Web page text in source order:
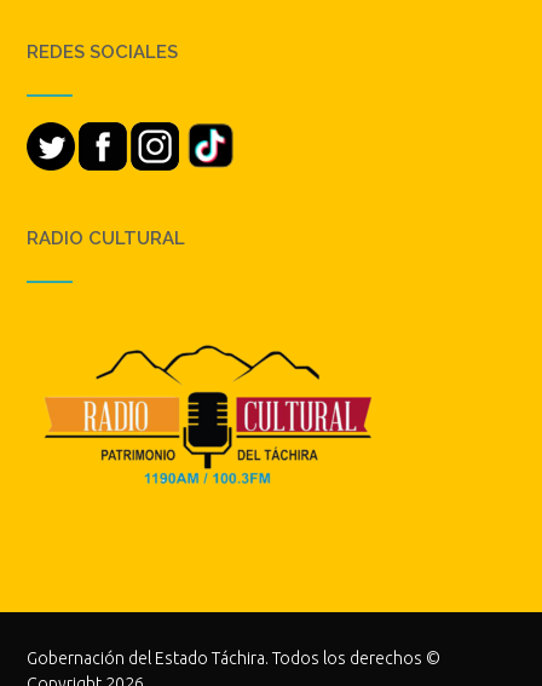
REDES SOCIALES
RADIO CULTURAL
Gobernación del Estado Táchira. Todos los derechos ©